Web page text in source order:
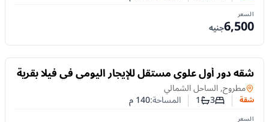
السعر
6,500جنيه
للايجار
شقه دور أول علوي مستقل للإيجار اليومي في فيلا بقرية
بدر – تراس وسي فيو بالساحل الشمالي
شقةفي
مطروح, الساحل الشمالي
شقة عدد غرف النوم
3عدد الحمامات
1 المساحة:140م
السعر